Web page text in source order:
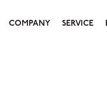
COMPANY SERVICE